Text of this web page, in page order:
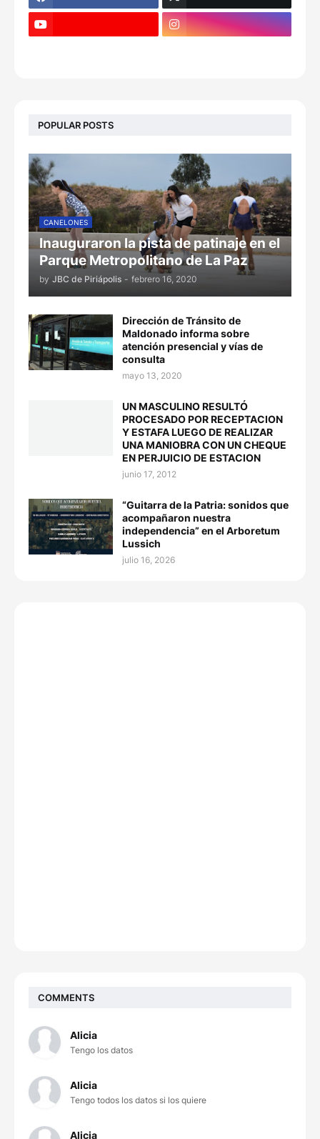
POPULAR POSTS
CANELONES
Inauguraron la pista de patinaje en el
Parque Metropolitano de La Paz
by JBC de Piriápolis - febrero 16, 2020
Dirección de Tránsito de
Maldonado informa sobre
atención presencial y vías de
consulta
mayo 13, 2020
UN MASCULINO RESULTÓ
PROCESADO POR RECEPTACION
Y ESTAFA LUEGO DE REALIZAR
UNA MANIOBRA CON UN CHEQUE
EN PERJUICIO DE ESTACION
junio 17, 2012
“Guitarra de la Patria: sonidos que
acompañaron nuestra
independencia” en el Arboretum
Lussich
julio 16, 2026
COMMENTS
Alicia
Tengo los datos
Alicia
Tengo todos los datos si los quiere
Alicia